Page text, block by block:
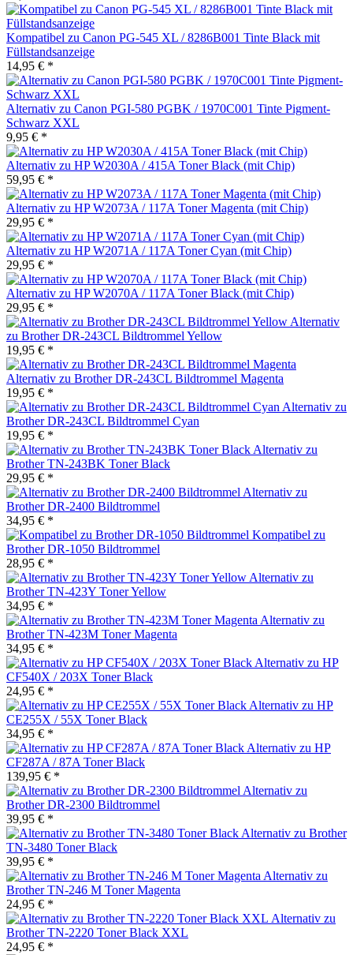
Kompatibel zu Canon PG-545 XL / 8286B001 Tinte Black mit
Füllstandsanzeige
14,95 € *
Alternativ zu Canon PGI-580 PGBK / 1970C001 Tinte Pigment-
Schwarz XXL
9,95 € *
Alternativ zu HP W2030A / 415A Toner Black (mit Chip)
59,95 € *
Alternativ zu HP W2073A / 117A Toner Magenta (mit Chip)
29,95 € *
Alternativ zu HP W2071A / 117A Toner Cyan (mit Chip)
29,95 € *
Alternativ zu HP W2070A / 117A Toner Black (mit Chip)
29,95 € *
Alternativ
zu Brother DR-243CL Bildtrommel Yellow
19,95 € *
Alternativ zu Brother DR-243CL Bildtrommel Magenta
19,95 € *
Alternativ zu
Brother DR-243CL Bildtrommel Cyan
19,95 € *
Alternativ zu
Brother TN-243BK Toner Black
29,95 € *
Alternativ zu
Brother DR-2400 Bildtrommel
34,95 € *
Kompatibel zu
Brother DR-1050 Bildtrommel
28,95 € *
Alternativ zu
Brother TN-423Y Toner Yellow
34,95 € *
Alternativ zu
Brother TN-423M Toner Magenta
34,95 € *
Alternativ zu HP
CF540X / 203X Toner Black
24,95 € *
Alternativ zu HP
CE255X / 55X Toner Black
34,95 € *
Alternativ zu HP
CF287A / 87A Toner Black
139,95 € *
Alternativ zu
Brother DR-2300 Bildtrommel
39,95 € *
Alternativ zu Brother
TN-3480 Toner Black
39,95 € *
Alternativ zu
Brother TN-246 M Toner Magenta
24,95 € *
Alternativ zu
Brother TN-2220 Toner Black XXL
24,95 € *